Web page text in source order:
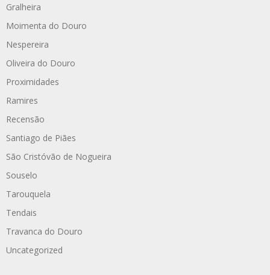
Gralheira
Moimenta do Douro
Nespereira
Oliveira do Douro
Proximidades
Ramires
Recensão
Santiago de Piães
São Cristóvão de Nogueira
Souselo
Tarouquela
Tendais
Travanca do Douro
Uncategorized